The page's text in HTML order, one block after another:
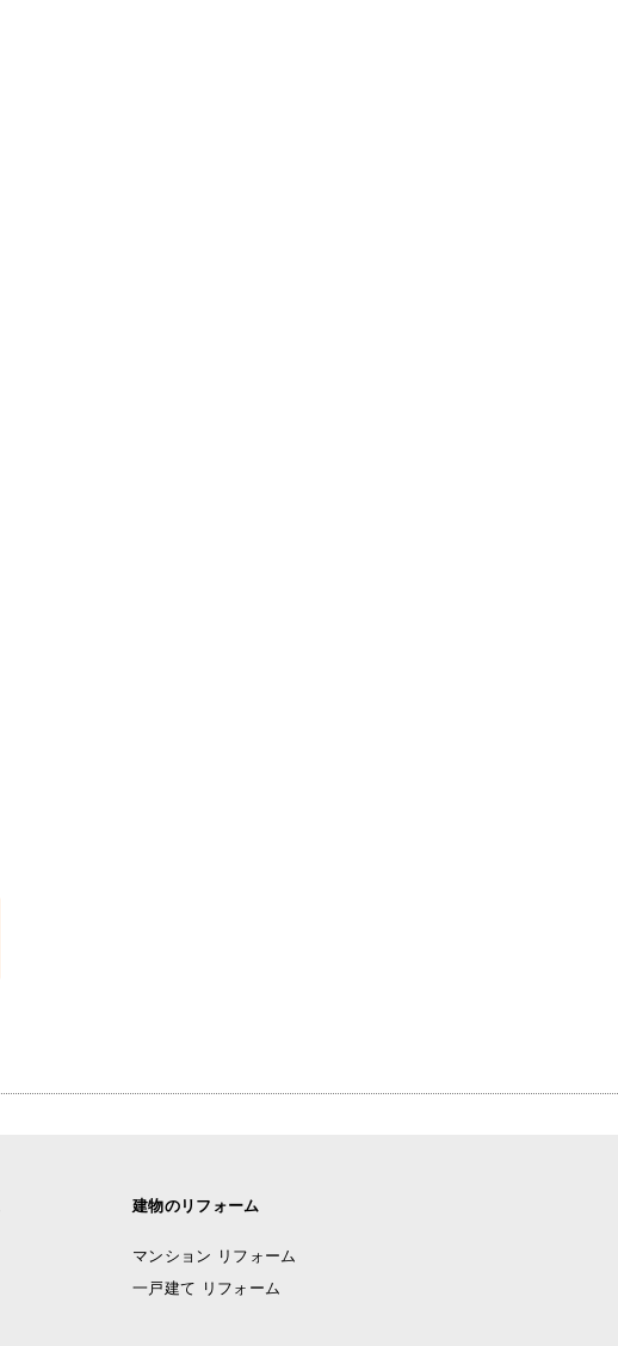
建物のリフォーム
マンション リフォーム
一戸建て リフォーム